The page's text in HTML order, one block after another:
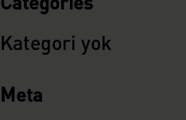
Kategori yok
Meta